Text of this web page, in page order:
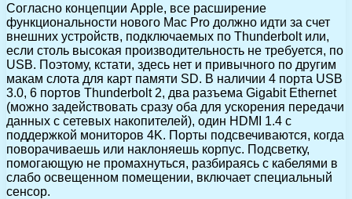
Согласно концепции Apple, все расширение
функциональности нового Mac Pro должно идти за счет
внешних устройств, подключаемых по Thunderbolt или,
если столь высокая производительность не требуется, по
USB. Поэтому, кстати, здесь нет и привычного по другим
макам слота для карт памяти SD. В наличии 4 порта USB
3.0, 6 портов Thunderbolt 2, два разъема Gigabit Ethernet
(можно задействовать сразу оба для ускорения передачи
данных с сетевых накопителей), один HDMI 1.4 с
поддержкой мониторов 4K. Порты подсвечиваются, когда
поворачиваешь или наклоняешь корпус. Подсветку,
помогающую не промахнуться, разбираясь с кабелями в
слабо освещенном помещении, включает специальный
сенсор.